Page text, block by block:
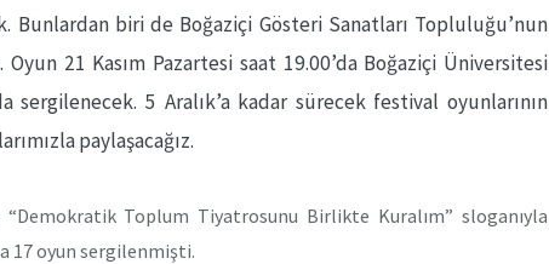
Bunlardan biri de Boğaziçi Gösteri Sanatları Topluluğu’nun
21 Kasım Pazartesi saat 19.00’da Boğaziçi Üniversitesi
sergilenecek. 5 Aralık’a kadar sürecek festival oyunlarının
paylaşacağız.
Toplum Tiyatrosunu Birlikte Kuralım” sloganıyla
17 oyun sergilenmişti.